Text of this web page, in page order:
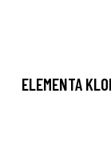
ELEMENTA